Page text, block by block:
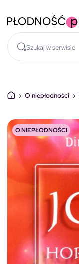
› O niepłodności ›
O NIEPŁODNOŚCI